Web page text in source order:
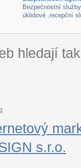
Bezpečnostní
úklidové ,recepční
hledají
s.r.o.